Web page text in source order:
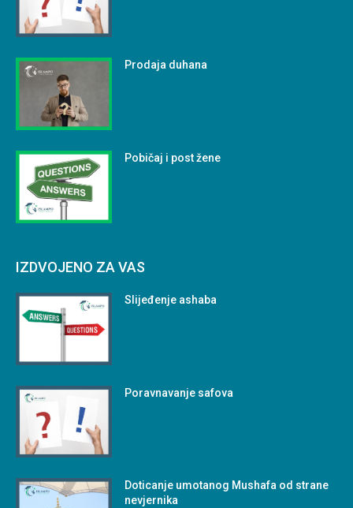
Prodaja duhana
Pobičaj i post žene
IZDVOJENO ZA VAS
Slijeđenje ashaba
Poravnavanje safova
Doticanje umotanog Mushafa od strane
nevjernika